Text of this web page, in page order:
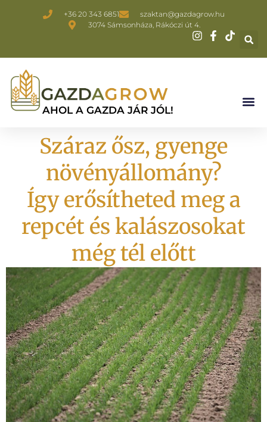
+36 20 343 6851
szaktan@gazdagrow.hu
3074 Sámsonháza, Rákóczi út 4.
AHOL A GAZDA JÁR JÓL!
Száraz ősz, gyenge
növényállomány?
Így erősítheted meg a
repcét és kalászosokat
még tél előtt